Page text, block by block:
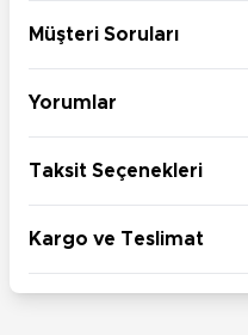
Müşteri Soruları
Yorumlar
Taksit Seçenekleri
Kargo ve Teslimat